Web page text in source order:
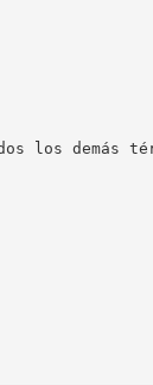
los demás